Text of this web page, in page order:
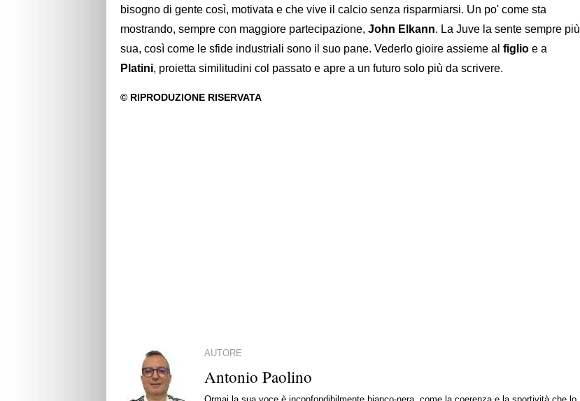
bisogno di gente così, motivata e che vive il calcio senza risparmiarsi. Un po' come sta
mostrando, sempre con maggiore partecipazione, John Elkann. La Juve la sente sempre più
sua, così come le sfide industriali sono il suo pane. Vederlo gioire assieme al figlio e a
Platini, proietta similitudini col passato e apre a un futuro solo più da scrivere.
AUTORE
Antonio Paolino